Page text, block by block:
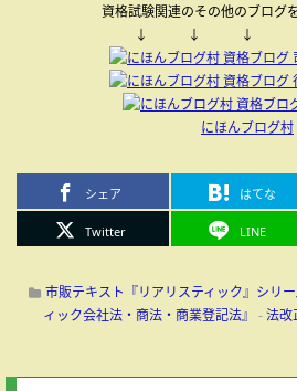
資格試験関連のその他のブログ
↓ ↓ ↓
にほんブログ村
シェア はてな
Twitter LINE
市販テキスト『リアリスティック』シリ
ィック会社法・商法・商業登記法』 -法改